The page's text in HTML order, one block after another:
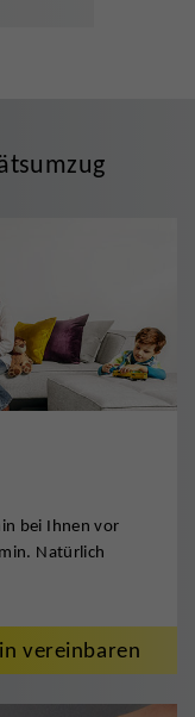
bei Ihnen vor
Natürlich
vereinbaren